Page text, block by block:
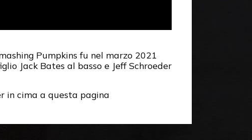
Pumpkins fu nel marzo 2021
Jack Bates al basso e Jeff Schroeder
in cima a questa pagina